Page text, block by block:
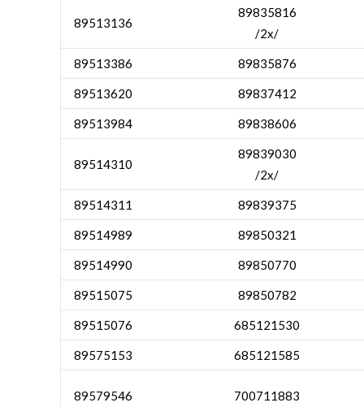
89513136
89835816
/2x/
89513386 89835876
89513620 89837412
89513984 89838606
89514310
89839030
/2x/
89514311 89839375
89514989 89850321
89514990 89850770
89515075 89850782
89515076 685121530
89575153 685121585
89579546 700711883